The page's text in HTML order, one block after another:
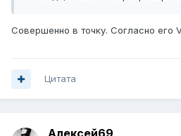
Совершенно в точку. Согласно его
Цитата